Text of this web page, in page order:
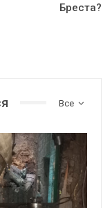
Бреста?
Все